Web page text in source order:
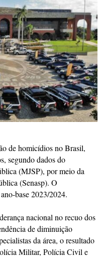
de homicídios no Brasil,
segundo dados do
(MJSP), por meio da
(Senasp). O
base 2023/2024.
nacional no recuo dos
de diminuição
da área, o resultado
Militar, Polícia Civil e